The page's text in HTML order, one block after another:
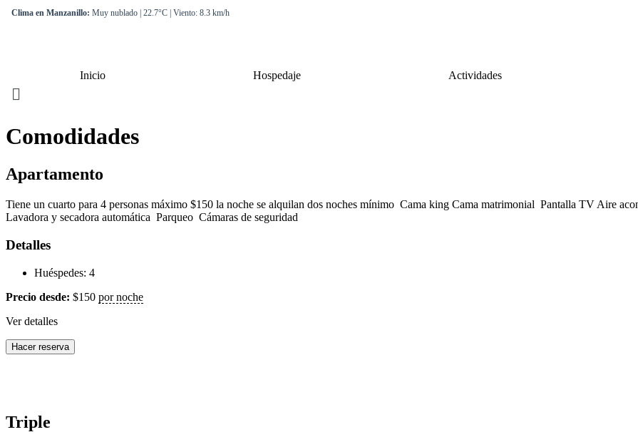
Clima en Manzanillo: Muy nublado | 22.7°C | Viento: 8.3 km/h
Inicio Hospedaje Actividades
Comodidades
Apartamento
Tiene un cuarto para 4 personas máximo $150 la noche se alquilan dos noches mínimo Cama king Cama matrimonial Pantalla TV Aire
Lavadora y secadora automática Parqueo Cámaras de seguridad
Detalles
Huéspedes: 4
Precio desde: $150 por noche
Ver detalles
Hacer reserva
Triple